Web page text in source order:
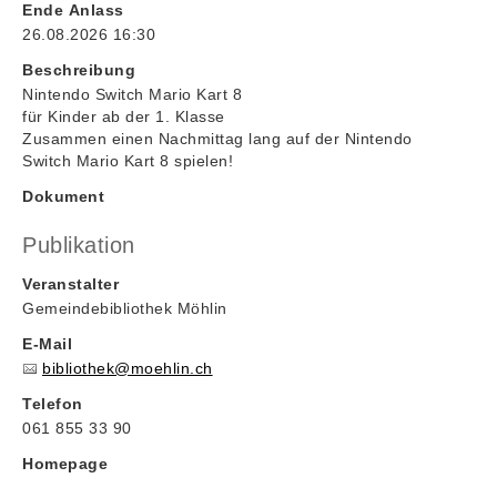
Ende Anlass
26.08.2026 16:30
Beschreibung
Nintendo Switch Mario Kart 8
für Kinder ab der 1. Klasse
Zusammen einen Nachmittag lang auf der Nintendo
Switch Mario Kart 8 spielen!
Dokument
Publikation
Veranstalter
Gemeindebibliothek Möhlin
E-Mail
bibliothek@moehlin.ch
Telefon
061 855 33 90
Homepage